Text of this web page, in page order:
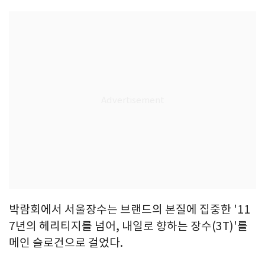
박람회에서 서울장수는 브랜드의 본질에 집중한 '11
7년의 헤리티지를 넘어, 내일로 향하는 장수(3T)'를
메인 슬로건으로 걸었다.